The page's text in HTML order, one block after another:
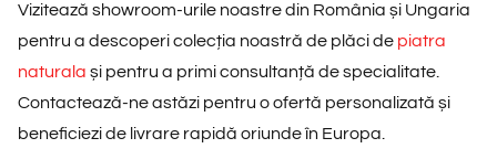
Vizitează showroom-urile noastre din România și Ungaria
pentru a descoperi colecția noastră de plăci de piatra
naturala și pentru a primi consultanță de specialitate.
Contactează-ne astăzi pentru o ofertă personalizată și
beneficiezi de livrare rapidă oriunde în Europa.